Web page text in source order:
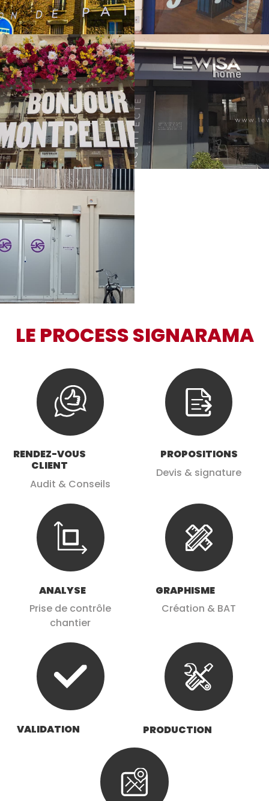
LE PROCESS SIGNARAMA
RENDEZ-VOUS
CLIENT
Audit & Conseils
PROPOSITIONS
Devis & signature
ANALYSE
Prise de contrôle
chantier
GRAPHISME
Création & BAT
VALIDATION PRODUCTION